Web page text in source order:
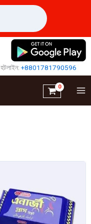
হটলাইন:+8801781790596